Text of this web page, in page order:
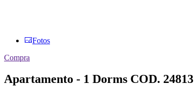
Fotos
Compra
Apartamento - 1 Dorms COD. 24813